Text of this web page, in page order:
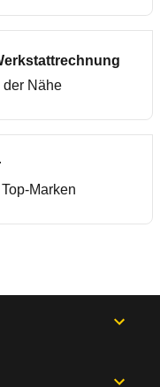
der Nähe
Marken